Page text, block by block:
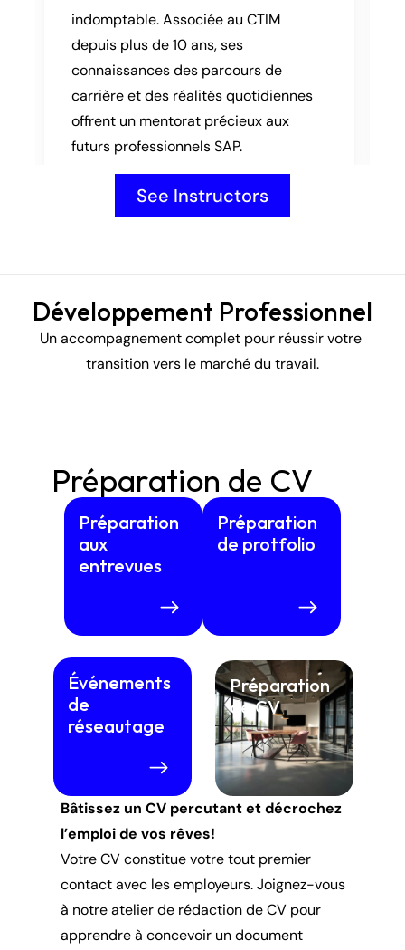
indomptable. Associée au CTIM
depuis plus de 10 ans, ses
connaissances des parcours de
carrière et des réalités quotidiennes
offrent un mentorat précieux aux
futurs professionnels SAP.
See Instructors
Développement Professionnel
Un accompagnement complet pour réussir votre
transition vers le marché du travail.
Préparation de CV
Événements
de
réseautage
Préparation
de CV
Préparation
aux
entrevues
Préparation
de protfolio
Bâtissez un CV percutant et décrochez
l’emploi de vos rêves!
Votre CV constitue votre tout premier
contact avec les employeurs. Joignez-vous
à notre atelier de rédaction de CV pour
apprendre à concevoir un document